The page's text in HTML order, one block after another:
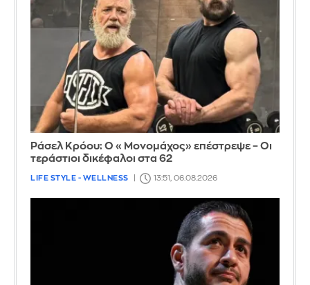
Ράσελ Κρόου: Ο «Μονομάχος» επέστρεψε – Οι
τεράστιοι δικέφαλοι στα 62
LIFE STYLE - WELLNESS 13:51, 06.08.2026